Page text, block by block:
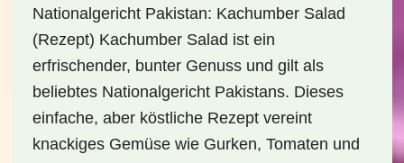
Nationalgericht Pakistan: Kachumber Salad
(Rezept) Kachumber Salad ist ein
erfrischender, bunter Genuss und gilt als
beliebtes Nationalgericht Pakistans. Dieses
einfache, aber köstliche Rezept vereint
knackiges Gemüse wie Gurken, Tomaten und